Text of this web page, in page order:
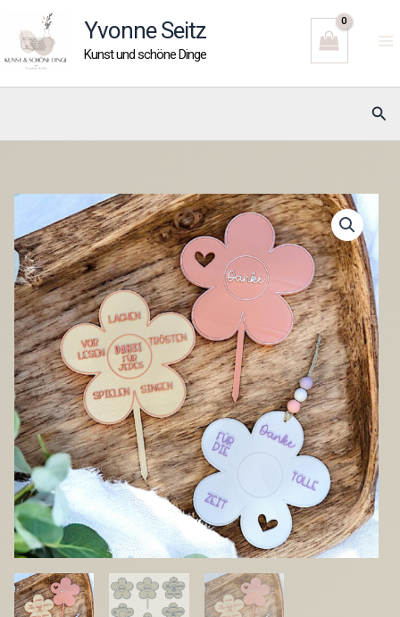
Inhalt
springen
Yvonne Seitz
Kunst und schöne Dinge